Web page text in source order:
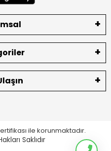
ile korunmaktadır.
Saklıdır